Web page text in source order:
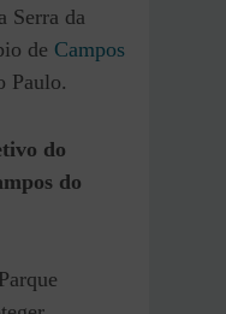
Serra da
de Campos
Paulo.
do
do